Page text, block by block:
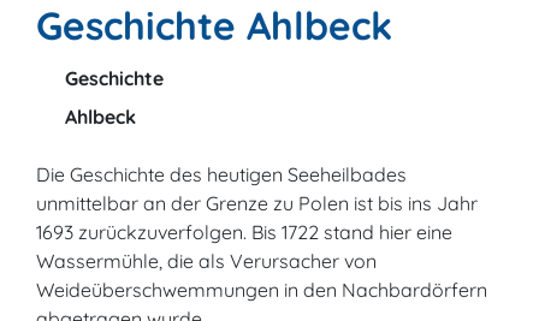
Geschichte Ahlbeck
Geschichte
Ahlbeck
Die Geschichte des heutigen Seeheilbades
unmittelbar an der Grenze zu Polen ist bis ins Jahr
1693 zurückzuverfolgen. Bis 1722 stand hier eine
Wassermühle, die als Verursacher von
Weideüberschwemmungen in den Nachbardörfern